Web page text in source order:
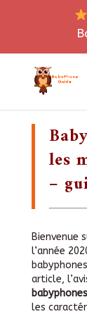
les
–
Bienvenue
l’année
article,
babyphones
les